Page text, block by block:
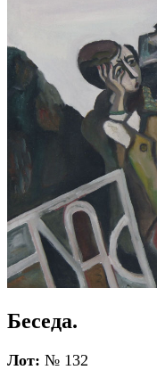
Беседа.
Лот: № 132